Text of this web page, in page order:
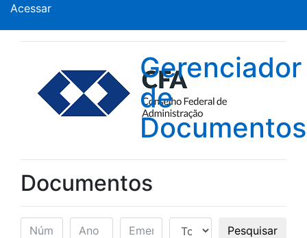
Acessar
Gerenciador
de
Documentos
Documentos
Pesquisar